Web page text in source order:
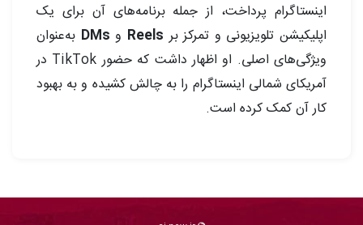
اینستاگرام پرداخت، از جمله برنامه‌های آن برای یک
اپلیکیشن تلویزیونی و تمرکز بر Reels و DMs به‌عنوان
ویژگی‌های اصلی. او اظهار داشت که حضور TikTok در
آمریکای شمالی اینستاگرام را به چالش کشیده و به بهبود
کار آن کمک کرده است.